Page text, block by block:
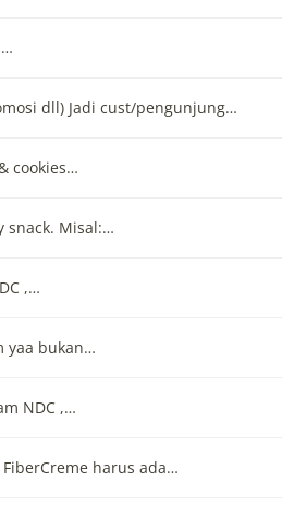
dll) Jadi cust/pengunjung…
cookies…
snack. Misal:…
,…
yaa bukan…
NDC ,…
FiberCreme harus ada…